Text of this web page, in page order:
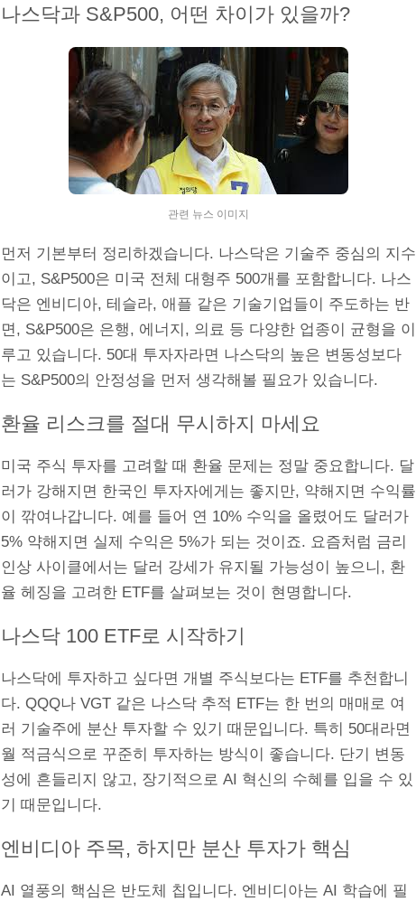
나스닥과 S&P500, 어떤 차이가 있을까?
관련 뉴스 이미지
먼저 기본부터 정리하겠습니다. 나스닥은 기술주 중심의 지수
이고, S&P500은 미국 전체 대형주 500개를 포함합니다. 나스
닥은 엔비디아, 테슬라, 애플 같은 기술기업들이 주도하는 반
면, S&P500은 은행, 에너지, 의료 등 다양한 업종이 균형을 이
루고 있습니다. 50대 투자자라면 나스닥의 높은 변동성보다
는 S&P500의 안정성을 먼저 생각해볼 필요가 있습니다.
환율 리스크를 절대 무시하지 마세요
미국 주식 투자를 고려할 때 환율 문제는 정말 중요합니다. 달
러가 강해지면 한국인 투자자에게는 좋지만, 약해지면 수익률
이 깎여나갑니다. 예를 들어 연 10% 수익을 올렸어도 달러가
5% 약해지면 실제 수익은 5%가 되는 것이죠. 요즘처럼 금리
인상 사이클에서는 달러 강세가 유지될 가능성이 높으니, 환
율 헤징을 고려한 ETF를 살펴보는 것이 현명합니다.
나스닥 100 ETF로 시작하기
나스닥에 투자하고 싶다면 개별 주식보다는 ETF를 추천합니
다. QQQ나 VGT 같은 나스닥 추적 ETF는 한 번의 매매로 여
러 기술주에 분산 투자할 수 있기 때문입니다. 특히 50대라면
월 적금식으로 꾸준히 투자하는 방식이 좋습니다. 단기 변동
성에 흔들리지 않고, 장기적으로 AI 혁신의 수혜를 입을 수 있
기 때문입니다.
엔비디아 주목, 하지만 분산 투자가 핵심
AI 열풍의 핵심은 반도체 칩입니다. 엔비디아는 AI 학습에 필